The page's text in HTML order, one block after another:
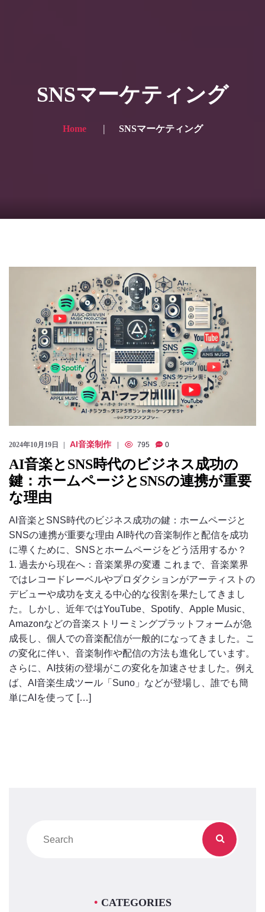
プランと価格
のっくん
お客様の声
お問い合わせ
SNSマーケティング
Home SNSマーケティング
2024年10月19日 AI音楽制作 795 0
AI音楽とSNS時代のビジネス成功の
鍵：ホームページとSNSの連携が重要
な理由
AI音楽とSNS時代のビジネス成功の鍵：ホームページと
SNSの連携が重要な理由 AI時代の音楽制作と配信を成功
に導くために、SNSとホームページをどう活用するか？
1. 過去から現在へ：音楽業界の変遷 これまで、音楽業界
ではレコードレーベルやプロダクションがアーティストの
デビューや成功を支える中心的な役割を果たしてきまし
た。しかし、近年ではYouTube、Spotify、Apple Music、
Amazonなどの音楽ストリーミングプラットフォームが急
成長し、個人での音楽配信が一般的になってきました。こ
の変化に伴い、音楽制作や配信の方法も進化しています。
さらに、AI技術の登場がこの変化を加速させました。例え
ば、AI音楽生成ツール「Suno」などが登場し、誰でも簡
単にAIを使って […]
CATEGORIES